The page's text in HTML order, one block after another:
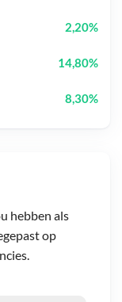
hebben als
op
2,20%
14,80%
8,30%